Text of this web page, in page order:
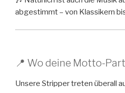
abgestimmt – von Klassikern
📍 Wo deine Motto-
Unsere Stripper treten überall